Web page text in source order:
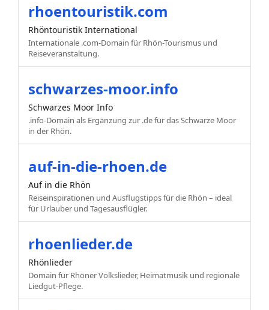
rhoentouristik.com
Rhöntouristik International
Internationale .com-Domain für Rhön-Tourismus und
Reiseveranstaltung.
schwarzes-moor.info
Schwarzes Moor Info
.info-Domain als Ergänzung zur .de für das Schwarze Moor
in der Rhön.
auf-in-die-rhoen.de
Auf in die Rhön
Reiseinspirationen und Ausflugstipps für die Rhön – ideal
für Urlauber und Tagesausflügler.
rhoenlieder.de
Rhönlieder
Domain für Rhöner Volkslieder, Heimatmusik und regionale
Liedgut-Pflege.